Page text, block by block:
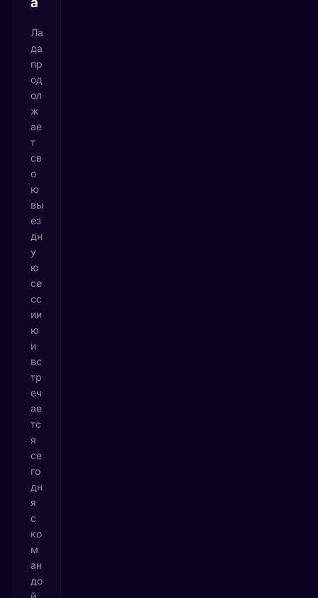
Ла
да
пр
од
ол
ж
ае
т
св
о
ю
вы
ез
дн
у
ю
се
сс
ии
ю
и
вс
тр
еч
ае
тс
я
се
го
дн
я
с
ко
м
ан
до